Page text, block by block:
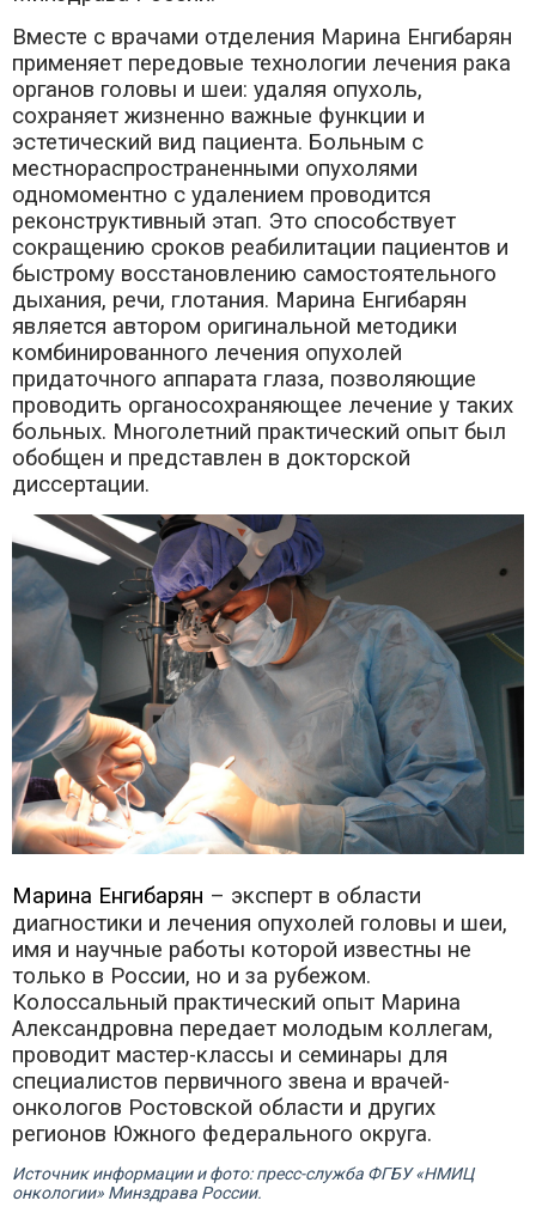
Вместе с врачами отделения Марина Енгибарян
применяет передовые технологии лечения рака
органов головы и шеи: удаляя опухоль,
сохраняет жизненно важные функции и
эстетический вид пациента. Больным с
местнораспространенными опухолями
одномоментно с удалением проводится
реконструктивный этап. Это способствует
сокращению сроков реабилитации пациентов и
быстрому восстановлению самостоятельного
дыхания, речи, глотания. Марина Енгибарян
является автором оригинальной методики
комбинированного лечения опухолей
придаточного аппарата глаза, позволяющие
проводить органосохраняющее лечение у таких
больных. Многолетний практический опыт был
обобщен и представлен в докторской
диссертации.
Марина Енгибарян – эксперт в области
диагностики и лечения опухолей головы и шеи,
имя и научные работы которой известны не
только в России, но и за рубежом.
Колоссальный практический опыт Марина
Александровна передает молодым коллегам,
проводит мастер-классы и семинары для
специалистов первичного звена и врачей-
онкологов Ростовской области и других
регионов Южного федерального округа.
Источник информации и фото: пресс-служба ФГБУ «НМИЦ
онкологии» Минздрава России.